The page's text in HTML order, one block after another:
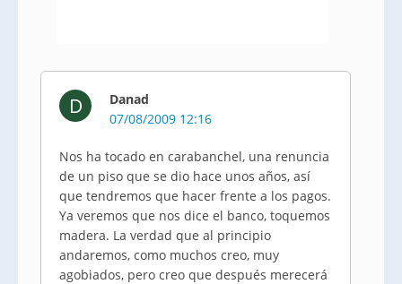
D
Danad
07/08/2009 12:16
Nos ha tocado en carabanchel, una renuncia
de un piso que se dio hace unos años, así
que tendremos que hacer frente a los pagos.
Ya veremos que nos dice el banco, toquemos
madera. La verdad que al principio
andaremos, como muchos creo, muy
agobiados, pero creo que después merecerá